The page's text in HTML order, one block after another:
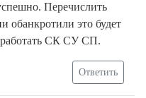
Перечислить
обанкротили это будет
СК СУ СП.
Ответить